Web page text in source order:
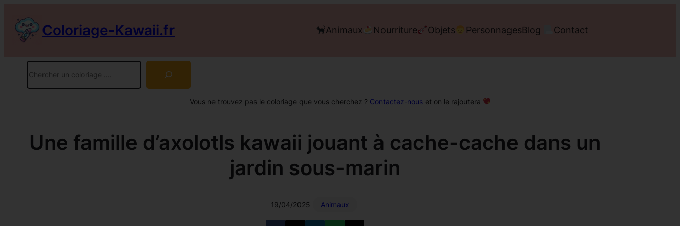
contenu
Coloriage-Kawaii.fr Animaux Nourriture Objets PersonnagesBlog Contact
Vous ne trouvez pas le coloriage que vous cherchez ? Contactez-nouset on le rajoutera
Une famille d’axolotls kawaii jouant à cache-cache dans un
jardin sous-marin
19/04/2025 Animaux